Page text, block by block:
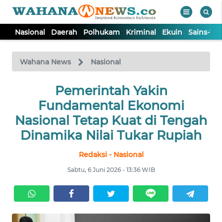
Nasional Daerah Polhukam Kriminal Ekuin Sains-
Wahana News Nasional
Pemerintah Yakin
Fundamental Ekonomi
Nasional Tetap Kuat di Tengah
Dinamika Nilai Tukar Rupiah
Redaksi - Nasional
Sabtu, 6 Juni 2026 - 13:36 WIB
TV
Tutup
DAERAH
EKUIN